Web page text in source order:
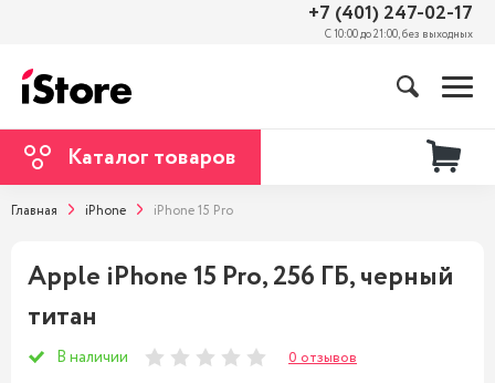
+7 (401) 247-02-17
С 10:00 до 21:00, без выходных
Каталог товаров
Главная iPhone iPhone 15 Pro
Apple iPhone 15 Pro, 256 ГБ, черный
титан
В наличии 0 отзывов